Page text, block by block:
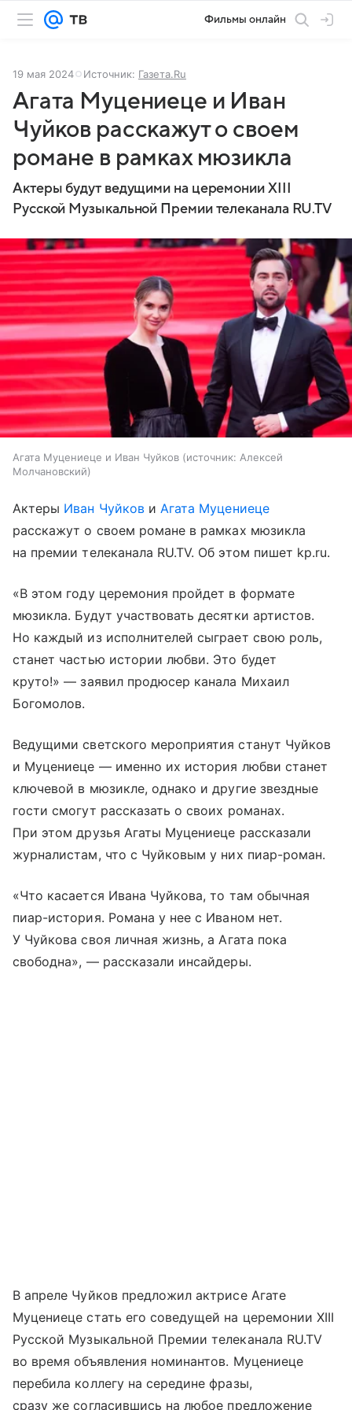
Фильмы онлайн
19 мая 2024 Источник: Газета.Ru
Агата Муцениеце и Иван
Чуйков расскажут о своем
романе в рамках мюзикла
Актеры будут ведущими на церемонии XIII
Русской Музыкальной Премии телеканала RU.TV
Агата Муцениеце и Иван Чуйков источник: Алексей
Молчановский
Актеры Иван Чуйкови Агата Муцениеце
расскажут о своем романе в рамках мюзикла
на премии телеканала RU.TV. Об этом пишет kp.ru.
«В этом году церемония пройдет в формате
мюзикла. Будут участвовать десятки артистов.
Но каждый из исполнителей сыграет свою роль,
станет частью истории любви. Это будет
круто!» — заявил продюсер канала Михаил
Богомолов.
Ведущими светского мероприятия станут Чуйков
и Муцениеце — именно их история любви станет
ключевой в мюзикле, однако и другие звездные
гости смогут рассказать о своих романах.
При этом друзья Агаты Муцениеце рассказали
журналистам, что с Чуйковым у них пиар-роман.
«Что касается Ивана Чуйкова, то там обычная
пиар-история. Романа у нее с Иваном нет.
У Чуйкова своя личная жизнь, а Агата пока
свободна», — рассказали инсайдеры.
В апреле Чуйков предложил актрисе Агате
Муцениеце стать его соведущей на церемонии XIII
Русской Музыкальной Премии телеканала RU.TV
во время объявления номинантов. Муцениеце
перебила коллегу на середине фразы,
сразу же согласившись на любое предложение